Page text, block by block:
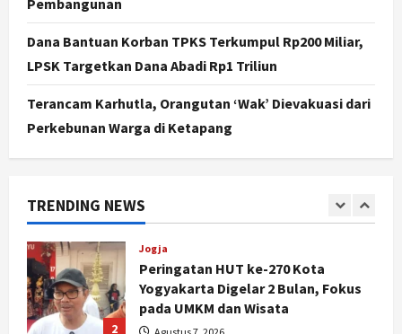
Pembangunan
Dana Bantuan Korban TPKS Terkumpul Rp200 Miliar,
LPSK Targetkan Dana Abadi Rp1 Triliun
Terancam Karhutla, Orangutan ‘Wak’ Dievakuasi dari
Perkebunan Warga di Ketapang
TRENDING NEWS
5
BRIN Kembangkan Sepatu Murah
Mulai Rp75 Ribu untuk Sekolah
Rakyat
1
Politik
2
Jogja
Peringatan HUT ke-270 Kota
Yogyakarta Digelar 2 Bulan, Fokus
pada UMKM dan Wisata
Agustus 7, 2026